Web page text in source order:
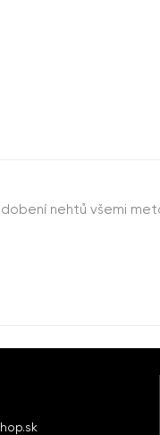
nehtů všemi